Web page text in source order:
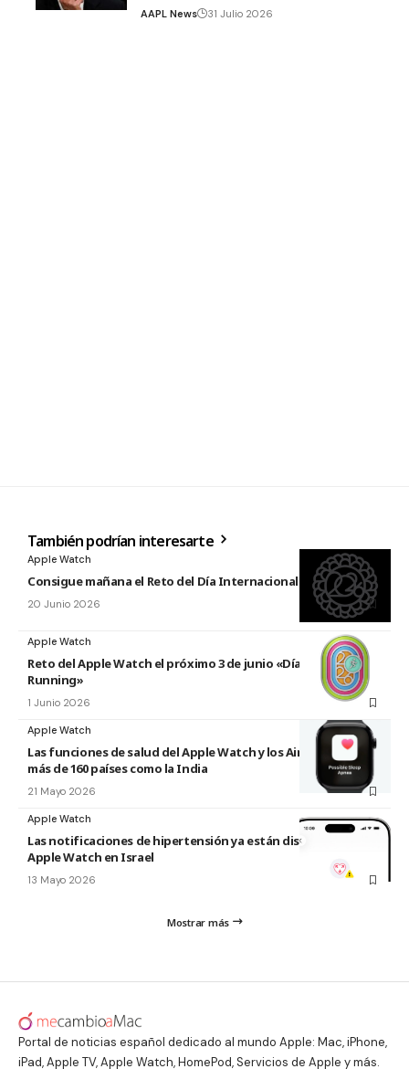
AAPL News 31 Julio 2026
También podrían interesarte
Apple Watch
Consigue mañana el Reto del Día Internacional del Yoga 2026
20 Junio 2026
Apple Watch
Reto del Apple Watch el próximo 3 de junio «Día Mundial del
Running»
1 Junio 2026
Apple Watch
Las funciones de salud del Apple Watch y los AirPods llegan a
más de 160 países como la India
21 Mayo 2026
Apple Watch
Las notificaciones de hipertensión ya están disponibles en el
Apple Watch en Israel
13 Mayo 2026
Mostrar más
Portal de noticias español dedicado al mundo Apple: Mac, iPhone,
iPad, Apple TV, Apple Watch, HomePod, Servicios de Apple y más.